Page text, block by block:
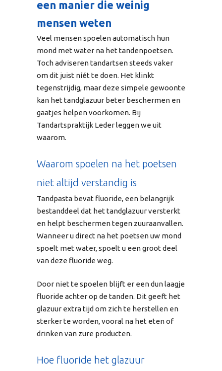
een manier die weinig
mensen weten
Veel mensen spoelen automatisch hun
mond met water na het tandenpoetsen.
Toch adviseren tandartsen steeds vaker
om dit juist níét te doen. Het klinkt
tegenstrijdig, maar deze simpele gewoonte
kan het tandglazuur beter beschermen en
gaatjes helpen voorkomen. Bij
Tandartspraktijk Leder leggen we uit
waarom.
Waarom spoelen na het poetsen
niet altijd verstandig is
Tandpasta bevat fluoride, een belangrijk
bestanddeel dat het tandglazuur versterkt
en helpt beschermen tegen zuuraanvallen.
Wanneer u direct na het poetsen uw mond
spoelt met water, spoelt u een groot deel
van deze fluoride weg.
Door niet te spoelen blijft er een dun laagje
fluoride achter op de tanden. Dit geeft het
glazuur extra tijd om zich te herstellen en
sterker te worden, vooral na het eten of
drinken van zure producten.
Hoe fluoride het glazuur